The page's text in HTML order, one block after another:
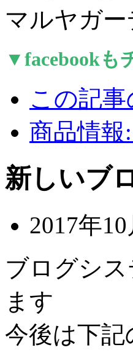
マルヤガ
▼facebookも
この記事
商品情報
新しいブ
2017年
ブログシ
ます
今後は下